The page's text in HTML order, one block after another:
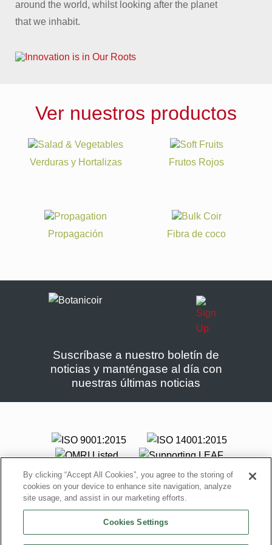
around the world, whilst looking after the planet
that we inhabit.
Ver nuestros productos
Verduras y Hortalizas Frutos Rojos
Propagación Fibra de coco
Suscríbase a nuestro boletín de
noticias y manténgase al día con
nuestras últimas noticias
By clicking “Accept All Cookies”, you agree to the storing of
cookies on your device to enhance site navigation, analyze
site usage, and assist in our marketing efforts.
Cookies Settings